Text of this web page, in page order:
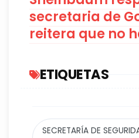
secretaria de
reitera que no
ETIQUETAS
SECRETARÍA DE